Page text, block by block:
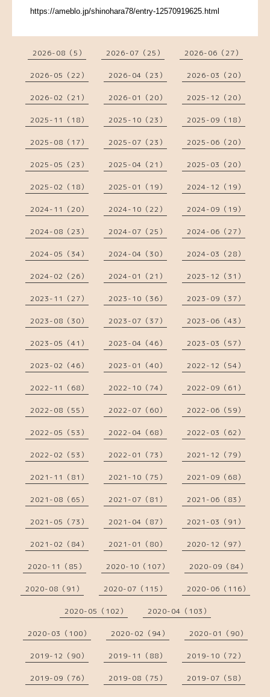
https://ameblo.jp/shinohara78/entry-12570919625.html
2026-08（5） 2026-07（25） 2026-06（27）
2026-05（22） 2026-04（23） 2026-03（20）
2026-02（21） 2026-01（20） 2025-12（20）
2025-11（18） 2025-10（23） 2025-09（18）
2025-08（17） 2025-07（23） 2025-06（20）
2025-05（23） 2025-04（21） 2025-03（20）
2025-02（18） 2025-01（19） 2024-12（19）
2024-11（20） 2024-10（22） 2024-09（19）
2024-08（23） 2024-07（25） 2024-06（27）
2024-05（34） 2024-04（30） 2024-03（28）
2024-02（26） 2024-01（21） 2023-12（31）
2023-11（27） 2023-10（36） 2023-09（37）
2023-08（30） 2023-07（37） 2023-06（43）
2023-05（41） 2023-04（46） 2023-03（57）
2023-02（46） 2023-01（40） 2022-12（54）
2022-11（68） 2022-10（74） 2022-09（61）
2022-08（55） 2022-07（60） 2022-06（59）
2022-05（53） 2022-04（68） 2022-03（62）
2022-02（53） 2022-01（73） 2021-12（79）
2021-11（81） 2021-10（75） 2021-09（68）
2021-08（65） 2021-07（81） 2021-06（83）
2021-05（73） 2021-04（87） 2021-03（91）
2021-02（84） 2021-01（80） 2020-12（97）
2020-11（85） 2020-10（107） 2020-09（84）
2020-08（91） 2020-07（115） 2020-06（116）
2020-05（102） 2020-04（103）
2020-03（100） 2020-02（94） 2020-01（90）
2019-12（90） 2019-11（88） 2019-10（72）
2019-09（76） 2019-08（75） 2019-07（58）